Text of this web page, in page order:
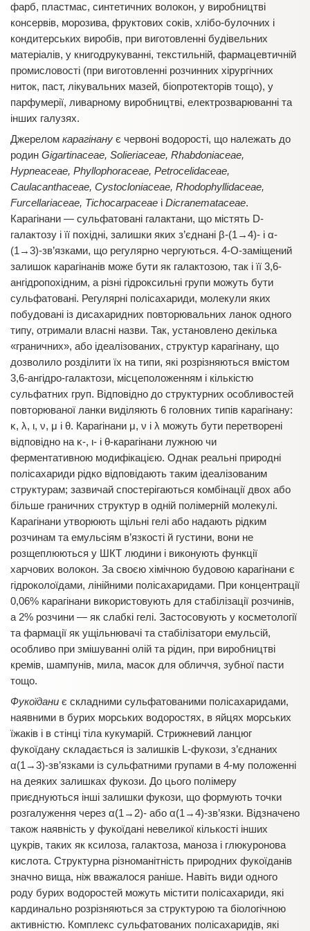
фарб, пластмас, синтетичних волокон, у виробництві
консервів, морозива, фруктових соків, хлібо-булочних і
кондитерських виробів, при виготовленні будівельних
матеріалів, у книгодрукуванні, текстильній, фармацевтичній
промисловості (при виготовленні розчинних хірургічних
ниток, паст, лікувальних мазей, біопротекторів тощо), у
парфумерії, ливарному виробництві, електрозварюванні та
інших галузях.
Джерелом карагінану є червоні водорості, що належать до
родин Gigartinaceae, Solieriaceae, Rhabdoniaceae,
Hypneaceae, Phyllophoraceae, Petrocelidaceae,
Caulacanthaceae, Cystocloniaceae, Rhodophyllidaceae,
Furcellariaceae, Tichocarpaceae і Dicranemataceae.
Карагінани — сульфатовані галактани, що містять D-
галактозу і її похідні, залишки яких з’єднані β-(1→4)- і α-
(1→3)-зв’язками, що регулярно чергуються. 4-О-заміщений
залишок карагінанів може бути як галактозою, так і її 3,6-
ангідропохідним, а різні гідроксильні групи можуть бути
сульфатовані. Регулярні полісахариди, молекули яких
побудовані із дисахаридних повторювальних ланок одного
типу, отримали власні назви. Так, установлено декілька
«граничних», або ідеалізованих, структур карагінану, що
дозволило розділити їх на типи, які розрізняються вмістом
3,6-ангідро-галактози, місцеположенням і кількістю
сульфатних груп. Відповідно до структурних особливостей
повторюваної ланки виділяють 6 головних типів карагінану:
κ, λ, ι, ν, μ і θ. Карагінани μ, ν і λ можуть бути перетворені
відповідно на κ-, ι- і θ-карагінани лужною чи
ферментативною модифікацією. Однак реальні природні
полісахариди рідко відповідають таким ідеалізованим
структурам; зазвичай спостерігаються комбінації двох або
більше граничних структур в одній полімерній молекулі.
Карагінани утворюють щільні гелі або надають рідким
розчинам та емульсіям в’язкості й густини, вони не
розщеплюються у ШКТ людини і виконують функції
харчових волокон. За своєю хімічною будовою карагінани є
гідроколоїдами, лінійними полісахаридами. При концентрації
0,06% карагінани використовують для стабілізації розчинів,
а 2% розчини — як слабкі гелі. Застосовують у косметології
та фармації як ущільнювачі та стабілізатори емульсій,
особливо при змішуванні олій та рідин, при виробництві
кремів, шампунів, мила, масок для обличчя, зубної пасти
тощо.
Фукоїдани є складними сульфатованими полісахаридами,
наявними в бурих морських водоростях, в яйцях морських
їжаків і в стінці тіла кукумарій. Стрижневий ланцюг
фукоїдану складається із залишків L-фукози, з’єднаних
α(1→3)-зв’язками із сульфатними групами в 4-му положенні
на деяких залишках фукози. До цього полімеру
приєднуються інші залишки фукози, що формують точки
розгалуження через α(1→2)- або α(1→4)-зв’язки. Відзначено
також наявність у фукоїдані невеликої кількості інших
цукрів, таких як ксилоза, галактоза, маноза і глюкуронова
кислота. Структурна різноманітність природних фукоїданів
значно вища, ніж вважалося раніше. Навіть види одного
роду бурих водоростей можуть містити полісахариди, які
кардинально розрізняються за структурою та біологічною
активністю. Комплекс сульфатованих полісахаридів, які